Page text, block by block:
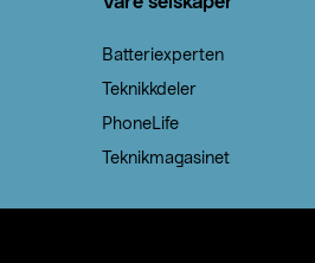
Batteriexperten
Teknikkdeler
PhoneLife
Teknikmagasinet